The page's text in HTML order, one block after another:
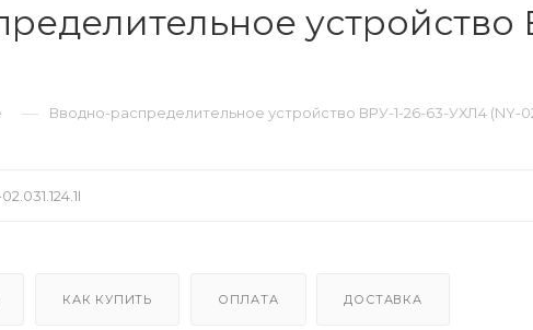
устройство
— Вводно-распределительное устройство ВРУ-1-26-63-УХЛ4 (NY-
КАК КУПИТЬ ОПЛАТА ДОСТАВКА